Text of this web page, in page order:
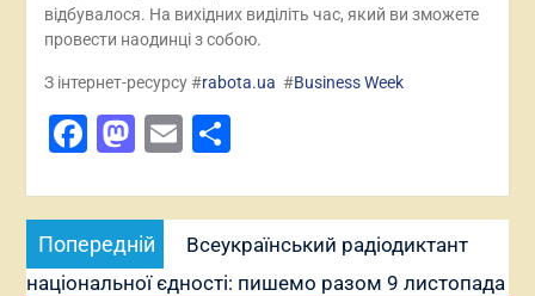
відбувалося. На вихідних виділіть час, який ви зможете
провести наодинці з собою.
З інтернет-ресурсу #rabota.ua #Business Week
Facebook
Mastodon
EmailПоділитися
Навігація
записів
Попередній
Попередній
запис:
Всеукраїнський радіодиктант
національної єдності: пишемо разом 9 листопада